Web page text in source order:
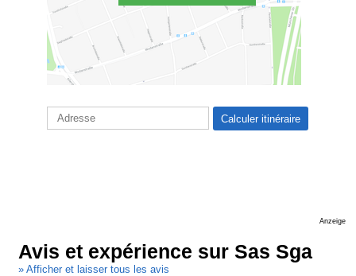
Anzeige
Avis et expérience sur Sas Sga
» Afficher et laisser tous les avis